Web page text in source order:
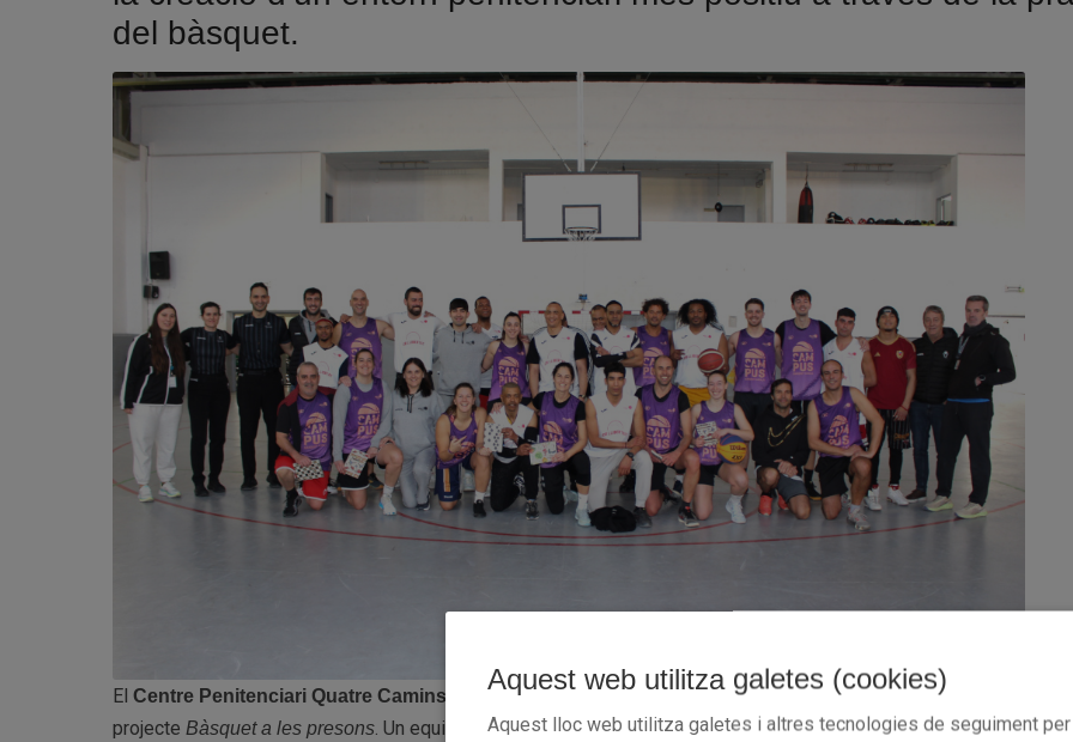
del bàsquet.
ElCentre Penitenciari Quatre Camins
va acollir, aquest dimarts 3 de febrer, una nova jornada per posar en valor el
projecteBàsquet a les presons. Un equip format per interns, que van lluir la simbòlica samarreta del CB Llibertat, va
Aquest web utilitza galetes (cookies)
Aquest lloc web utilitza galetes i altres tecnologies de seguiment per